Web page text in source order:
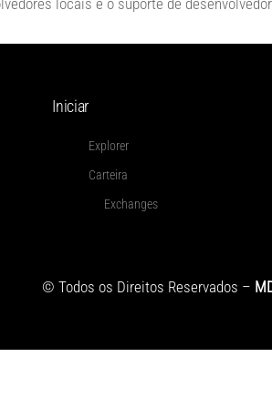
locais e o suporte de
Iniciar
Explorer
Carteira
Exchanges
© Todos os Direitos Reservados –